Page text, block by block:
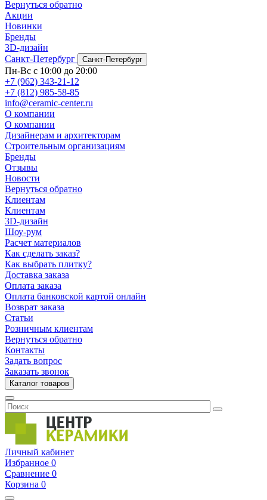
Вернуться обратно
Акции
Новинки
Бренды
3D-дизайн
Санкт-Петербург
Санкт-Петербург
Пн-Вс с 10:00 до 20:00
+7 (962) 343-21-12
+7 (812) 985-58-85
info@ceramic-center.ru
О компании
О компании
Дизайнерам и архитекторам
Строительным организациям
Бренды
Отзывы
Новости
Вернуться обратно
Клиентам
Клиентам
3D-дизайн
Шоу-рум
Расчет материалов
Как сделать заказ?
Как выбрать плитку?
Доставка заказа
Оплата заказа
Оплата банковской картой онлайн
Возврат заказа
Статьи
Розничным клиентам
Вернуться обратно
Контакты
Задать вопрос
Заказать звонок
Каталог товаров
Личный кабинет
Избранное 0
Сравнение 0
Корзина 0